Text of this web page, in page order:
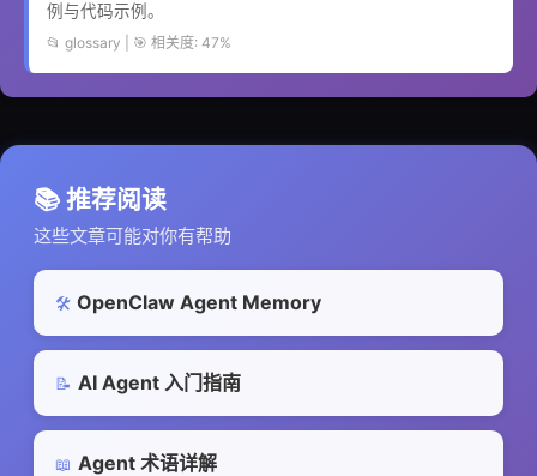
例与代码示例。
📂 glossary | 🎯 相关度: 47%
📚 推荐阅读
这些文章可能对你有帮助
🛠️ OpenClaw Agent Memory
📝 AI Agent 入门指南
📖 Agent 术语详解